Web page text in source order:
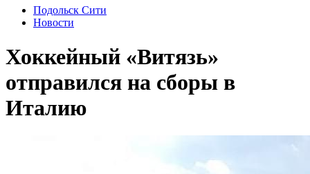
Подольск Сити
Новости
Хоккейный «Витязь»
отправился на сборы в
Италию